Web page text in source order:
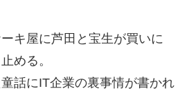
キ屋に芦田と宝生が買いに
める。
話にIT企業の裏事情が書かれ